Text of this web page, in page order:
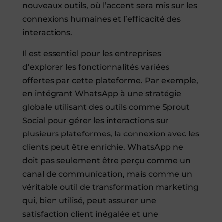
nouveaux outils, où l’accent sera mis sur les
connexions humaines et l’efficacité des
interactions.
Il est essentiel pour les entreprises
d’explorer les fonctionnalités variées
offertes par cette plateforme. Par exemple,
en intégrant WhatsApp à une stratégie
globale utilisant des outils comme Sprout
Social pour gérer les interactions sur
plusieurs plateformes, la connexion avec les
clients peut être enrichie. WhatsApp ne
doit pas seulement être perçu comme un
canal de communication, mais comme un
véritable outil de transformation marketing
qui, bien utilisé, peut assurer une
satisfaction client inégalée et une